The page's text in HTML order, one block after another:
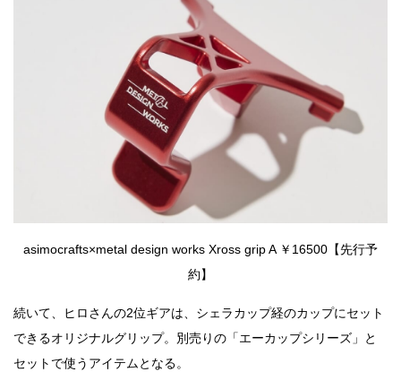
asimocrafts×metal design works Xross grip A ￥16500【先行予
約】
続いて、ヒロさんの2位ギアは、シェラカップ経のカップにセット
できるオリジナルグリップ。別売りの「エーカップシリーズ」と
セットで使うアイテムとなる。